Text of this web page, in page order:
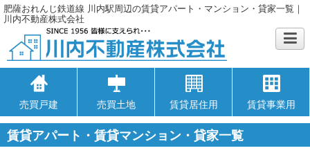
肥薩おれんじ鉄道線 川内駅周辺の賃貸アパート・マンション・貸家一覧｜
川内不動産株式会社
売買戸建 売買土地 賃貸居住用 賃貸事業用
賃貸アパート・賃貸マンション・貸家一覧